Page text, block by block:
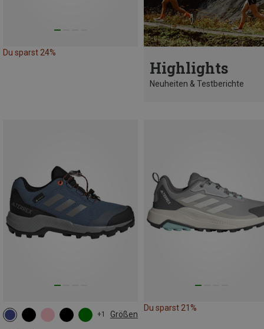
Du sparst 24%
Highlights
Neuheiten & Testberichte
+1 Größen
Du sparst 21%